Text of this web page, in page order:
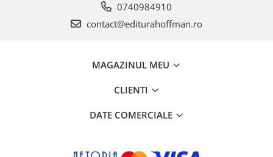
0740984910
contact@editurahoffman.ro
MAGAZINUL MEU
CLIENTI
DATE COMERCIALE